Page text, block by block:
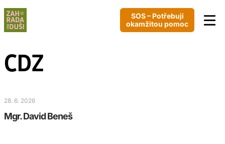
SOS – Potřebuji
okamžitou pomoc
CDZ
28. 6. 2026
Mgr. David Beneš